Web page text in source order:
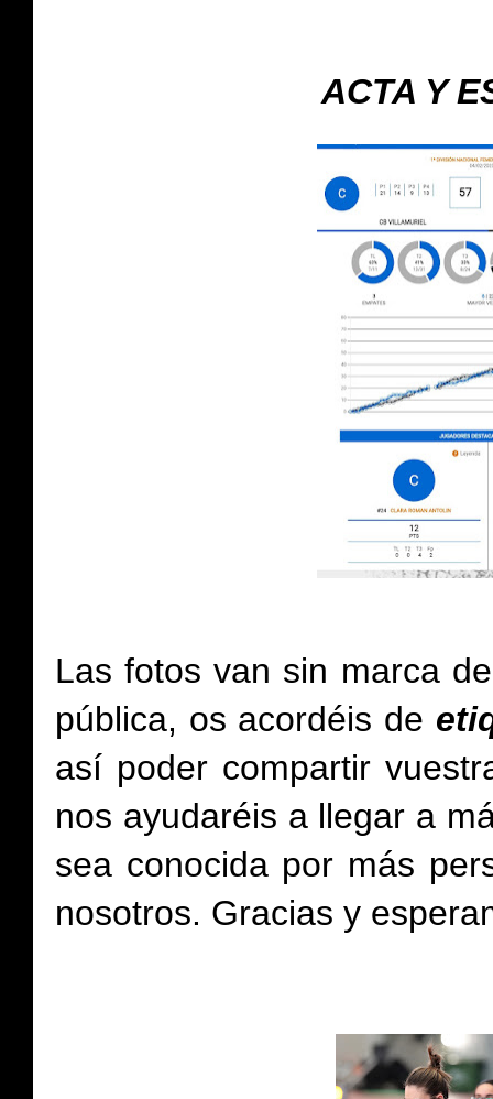
ACTA Y
Las fotos van sin marca
pública, os acordéis de
así poder compartir
nos ayudaréis a llegar a
sea conocida por más
nosotros. Gracias y